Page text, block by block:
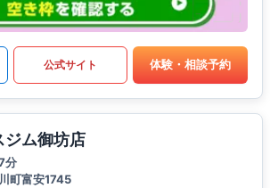
公式サイト 体験・相談予約
ジム御坊店
分
町富安1745